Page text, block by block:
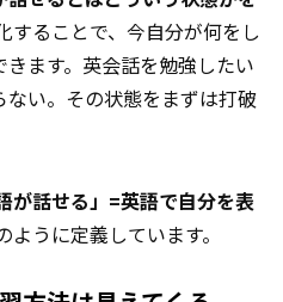
することで、今自分が何をし
ます。英会話を勉強したい
い。その状態をまずは打破
が話せる」=英語で自分を表
ように定義しています。